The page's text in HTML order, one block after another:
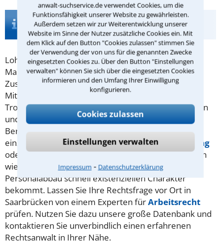
anwalt-suchservice.de verwendet Cookies, um die
Funktionsfähigkeit unserer Website zu gewährleisten.
Außerdem setzen wir zur Weiterentwicklung unserer
Website im Sinne der Nutzer zusätzliche Cookies ein. Mit
dem Klick auf den Button "Cookies zulassen" stimmen Sie
der Verwendung der von uns für die genannten Zwecke
eingesetzten Cookies zu. Über den Button "Einstellungen
verwalten" können Sie sich über die eingesetzten Cookies
informieren und den Umfang Ihrer Einwilligung
konfigurieren.
Cookies zulassen
Einstellungen verwalten
Impressum ⁃ Datenschutzerklärung
Infos zur Suche nach einem Anwalt für
Tarifrecht in Saarbrücken
Lohn- und Gehaltstarifverträge, Haustarifvertrag,
Manteltarifverträge - Tarifverträge sollen die
Zusammenarbeit zwischen Arbeitgeber und
Mitarbeiter konkreter und verlässlicher gestalten.
Trotzdem erübrigen sie nicht die vielen Spezialfragen
und individuellen Rechtsauseinandersetzungen im
Bereich des Arbeitsrechts. Zum Beispiel, ob in
einzelnen Fällen der Tarifvertrag, derArbeitsvertrag
oder die Betriebsvereinbarung greift, was bei Fragen
wie Kurzarbeit oder gar (betriebsbedingtem)
Personalabbau schnell existenziellen Charakter
bekommt. Lassen Sie Ihre Rechtsfrage vor Ort in
Saarbrücken von einem Experten fürArbeitsrecht
prüfen. Nutzen Sie dazu unsere große Datenbank und
kontaktieren Sie unverbindlich einen erfahrenen
Rechtsanwalt in Ihrer Nähe.